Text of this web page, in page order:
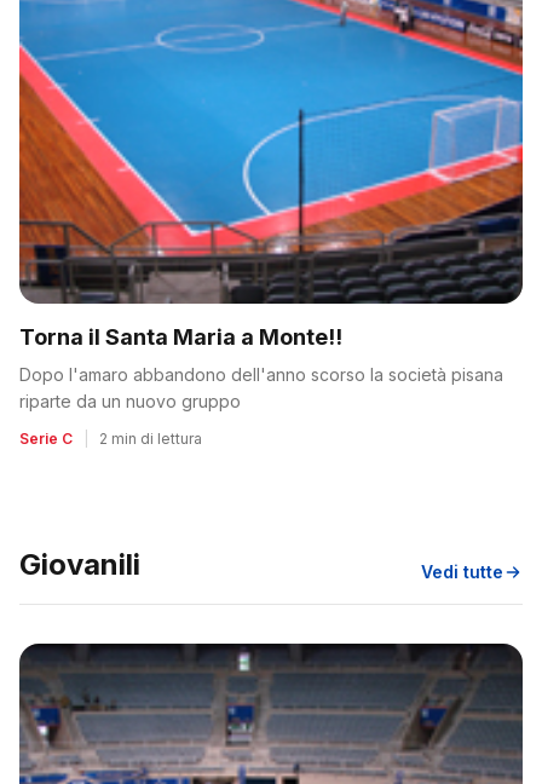
Torna il Santa Maria a Monte!!
Dopo l'amaro abbandono dell'anno scorso la società pisana
riparte da un nuovo gruppo
Serie C 2 min di lettura
Giovanili Vedi tutte